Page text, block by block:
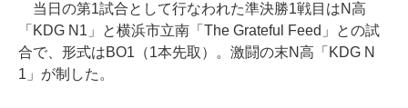
当日の第1試合として行なわれた準決勝1戦目はN高
「KDG N1」と横浜市立南「The Grateful Feed」との試
合で、形式はBO1（1本先取）。激闘の末N高「KDG N
1」が制した。